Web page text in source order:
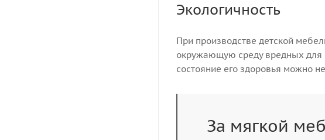
Экологичность
При производстве детской
окружающую среду вредных для
состояние его здоровья можно
За мягкой